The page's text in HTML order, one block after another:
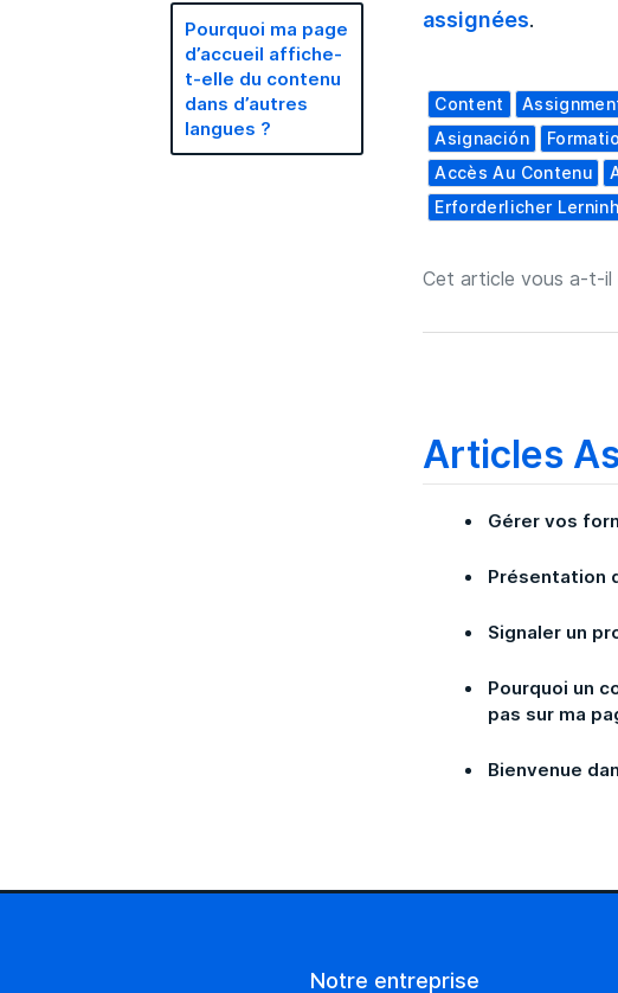
Pourquoi ma page
d’accueil affiche-
t-elle du contenu
dans d’autres
langues ?
assignées.
Content
Asignación
Accès Au Contenu
Erforderlicher
Cet article vous a-t-il
Articles
Gérer vos
Présentation
Signaler un
Pourquoi un
pas sur ma
Bienvenue
Notre entreprise